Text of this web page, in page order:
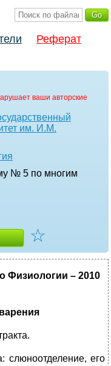
Реферат
ваши авторские
им. И.М.
№ 5 по многим
☆
Физиологии – 2010
слюноотделение, его